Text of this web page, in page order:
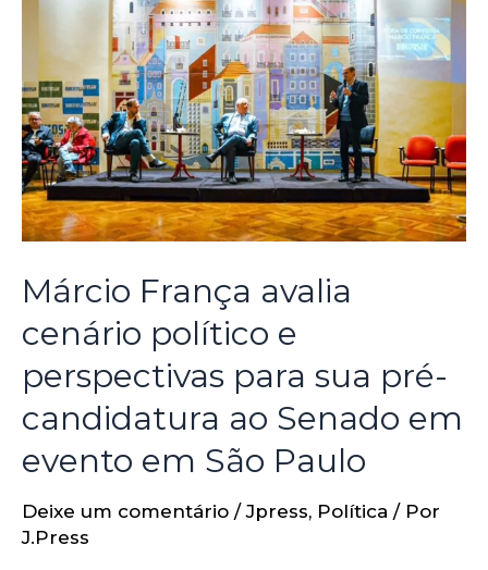
Márcio França avalia
cenário político e
perspectivas para sua pré-
candidatura ao Senado em
evento em São Paulo
Deixe um comentário /Jpress, Política / Por
J.Press